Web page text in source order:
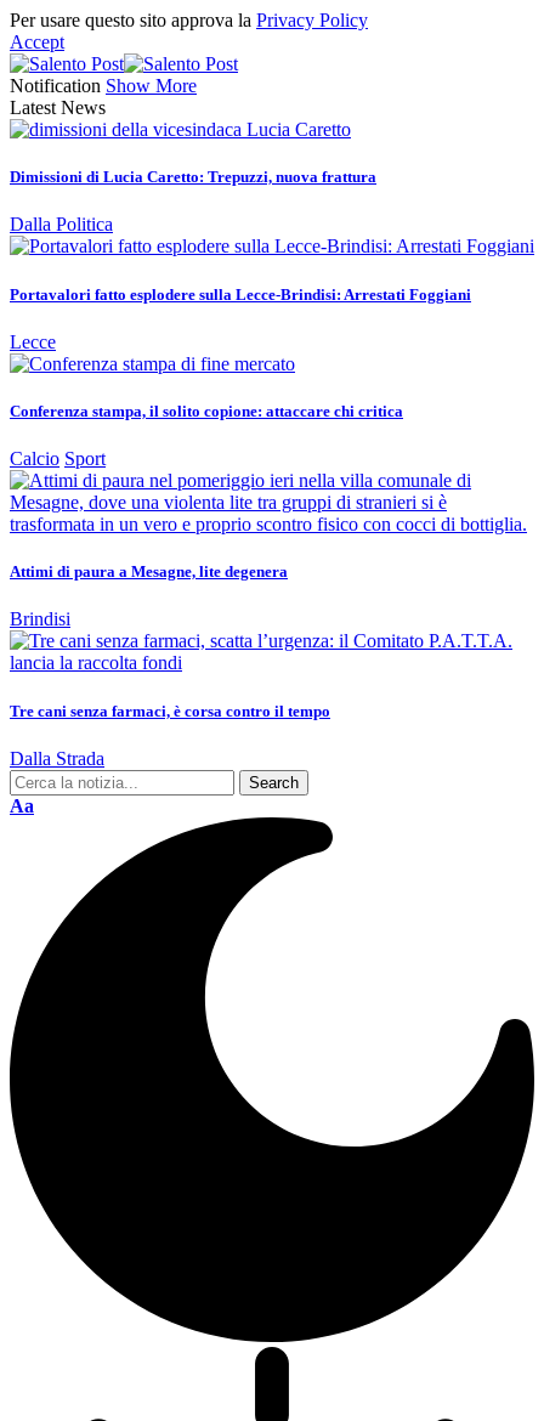
Per usare questo sito approva la Privacy Policy
Accept
Notification Show More
Latest News
Dimissioni di Lucia Caretto: Trepuzzi, nuova frattura
Dalla Politica
Portavalori fatto esplodere sulla Lecce-Brindisi: Arrestati Foggiani
Lecce
Conferenza stampa, il solito copione: attaccare chi critica
Calcio Sport
Attimi di paura a Mesagne, lite degenera
Brindisi
Tre cani senza farmaci, è corsa contro il tempo
Dalla Strada
Aa